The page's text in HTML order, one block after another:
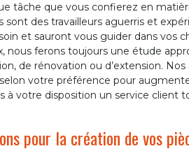
tâche que vous confierez en
des travailleurs aguerris et
et sauront vous guider dans vos
nous ferons toujours une étude
de rénovation ou d’extension. Nos
votre préférence pour
votre disposition un service client
pour la création de vos